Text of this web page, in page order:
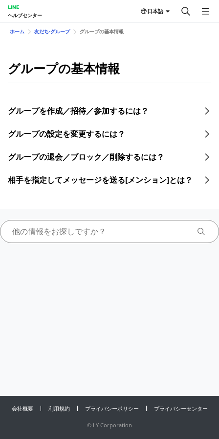
LINE
ヘルプセンター
日本語
ホーム 友だち⋅グループ グループの基本情報
グループの基本情報
グループを作成／招待／参加するには？
グループの設定を変更するには？
グループの退会／ブロック／削除するには？
相手を指定してメッセージを送る[メンション]とは？
会社概要 利用規約 プライバシーポリシー プライバシーセンター
© LY Corporation